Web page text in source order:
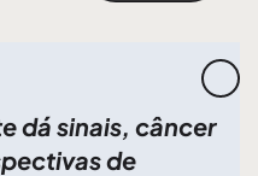
dá sinais, câncer
de